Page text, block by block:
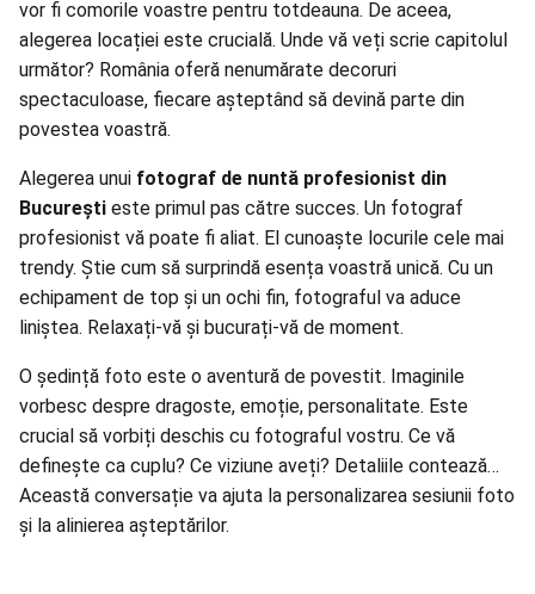
vor fi comorile voastre pentru totdeauna. De aceea,
alegerea locației este crucială. Unde vă veți scrie capitolul
următor? România oferă nenumărate decoruri
spectaculoase, fiecare așteptând să devină parte din
povestea voastră.
Alegerea unui fotograf de nuntă profesionist din
București este primul pas către succes. Un fotograf
profesionist vă poate fi aliat. El cunoaște locurile cele mai
trendy. Știe cum să surprindă esența voastră unică. Cu un
echipament de top și un ochi fin, fotograful va aduce
liniștea. Relaxați-vă și bucurați-vă de moment.
O ședință foto este o aventură de povestit. Imaginile
vorbesc despre dragoste, emoție, personalitate. Este
crucial să vorbiți deschis cu fotograful vostru. Ce vă
definește ca cuplu? Ce viziune aveți? Detaliile contează…
Această conversație va ajuta la personalizarea sesiunii foto
și la alinierea așteptărilor.